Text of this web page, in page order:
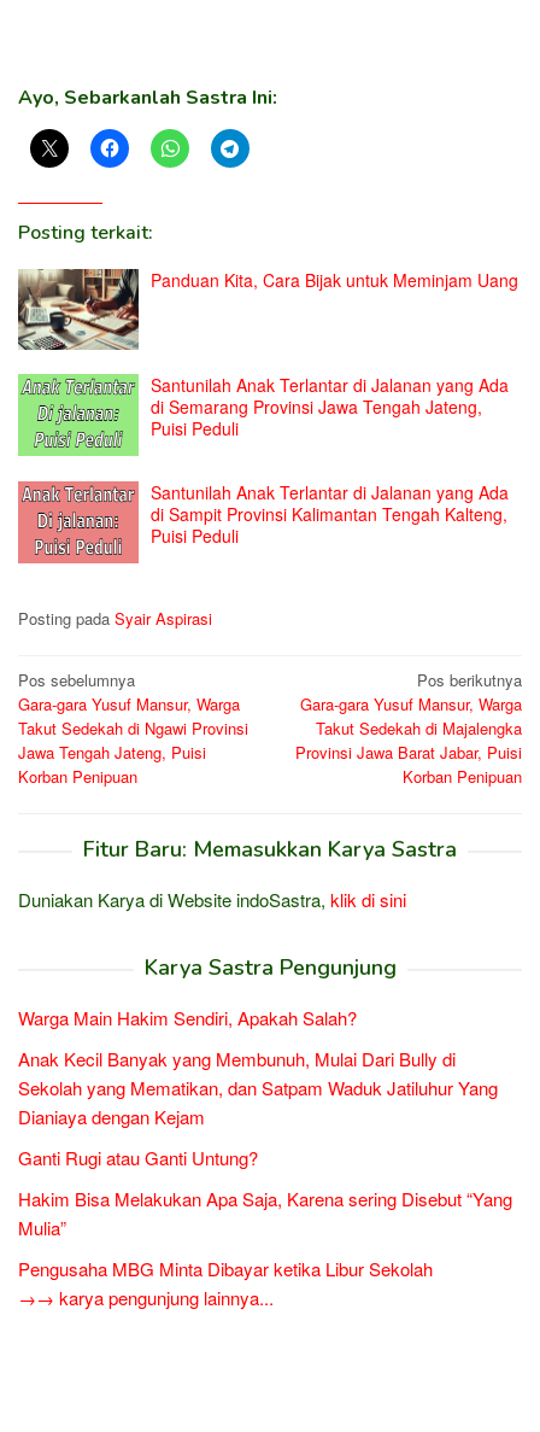
Ayo, Sebarkanlah Sastra Ini:
Posting terkait:
Panduan Kita, Cara Bijak untuk Meminjam Uang
Santunilah Anak Terlantar di Jalanan yang Ada
di Semarang Provinsi Jawa Tengah Jateng,
Puisi Peduli
Santunilah Anak Terlantar di Jalanan yang Ada
di Sampit Provinsi Kalimantan Tengah Kalteng,
Puisi Peduli
Posting pada Syair Aspirasi
Navigasi
pos
Pos sebelumnya
Gara-gara Yusuf Mansur, Warga
Takut Sedekah di Ngawi Provinsi
Jawa Tengah Jateng, Puisi
Korban Penipuan
Pos berikutnya
Gara-gara Yusuf Mansur, Warga
Takut Sedekah di Majalengka
Provinsi Jawa Barat Jabar, Puisi
Korban Penipuan
Fitur Baru: Memasukkan Karya Sastra
Duniakan Karya di Website indoSastra, klik di sini
Karya Sastra Pengunjung
Warga Main Hakim Sendiri, Apakah Salah?
Anak Kecil Banyak yang Membunuh, Mulai Dari Bully di
Sekolah yang Mematikan, dan Satpam Waduk Jatiluhur Yang
Dianiaya dengan Kejam
Ganti Rugi atau Ganti Untung?
Hakim Bisa Melakukan Apa Saja, Karena sering Disebut “Yang
Mulia”
Pengusaha MBG Minta Dibayar ketika Libur Sekolah
→→ karya pengunjung lainnya...